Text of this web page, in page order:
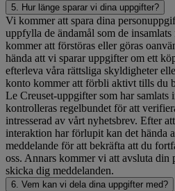
5. Hur länge sparar vi dina uppgifter?
Vi kommer att spara dina
uppfylla de ändamål som de
kommer att förstöras eller göras
hända att vi sparar uppgifter om ett
efterleva våra rättsliga skyldigheter
konto kommer att förbli aktivt tills du
Le Creuset-uppgifter som har samlats
kontrolleras regelbundet för att
intresserad av vårt nyhetsbrev. Efter
interaktion har förlupit kan det hända
meddelande för att bekräfta att du
oss. Annars kommer vi att avsluta din
skicka dig meddelanden.
6. Vem kan vi dela dina uppgifter med?